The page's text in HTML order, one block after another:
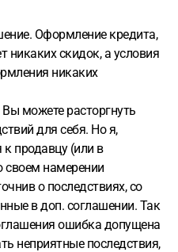
Оформление кредита,
никаких скидок, а условия
никаких
можете расторгнуть
для себя. Но я,
к продавцу (или в
своем намерении
о последствиях, со
в доп. соглашении. Так
ошибка допущена
неприятные последствия,